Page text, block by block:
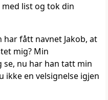
list og tok din
har fått navnet Jakob, at
mig? Min
nu har han tatt min
ikke en velsignelse igjen